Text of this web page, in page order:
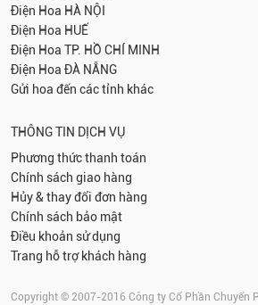
Điện Hoa HÀ NỘI
Điện Hoa HUẾ
Điện Hoa TP. HỒ CHÍ MINH
Điện Hoa ĐÀ NẴNG
Gửi hoa đến các tỉnh khác
THÔNG TIN DỊCH VỤ
Phương thức thanh toán
Chính sách giao hàng
Hủy & thay đổi đơn hàng
Chính sách bảo mật
Điều khoản sử dụng
Trang hỗ trợ khách hàng
Copyright © 2007-2016 Công ty Cổ Phần Chuyển